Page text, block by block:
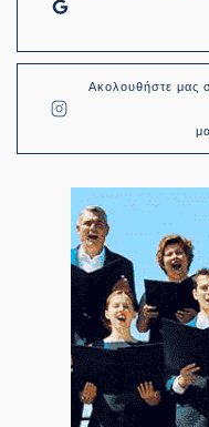
Ακολουθήστε μας